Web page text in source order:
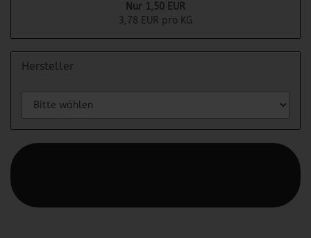
Nur 1,50 EUR
3,78 EUR pro KG
Hersteller